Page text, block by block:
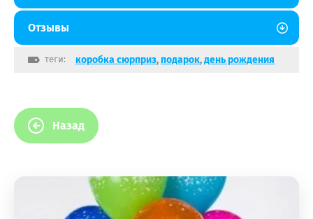
Отзывы
теги: коробка сюрприз,подарок,день рождения
Назад